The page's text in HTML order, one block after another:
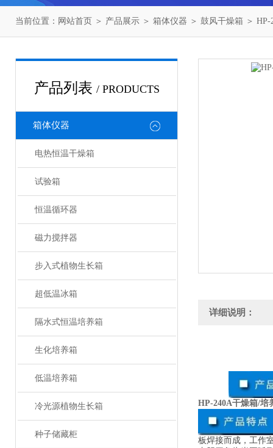
当前位置： 网站首页 ＞ 产品展示 ＞ 箱体仪器 ＞ 鼓风干燥箱 ＞
产品列表 / PRODUCTS
箱体仪器
电热恒温干燥箱
试验箱
恒温循环器
磁力搅拌器
步入式植物生长箱
超低温冰箱
隔水式恒温培养箱
生化培养箱
低温培养箱
冷光源植物生长箱
种子储藏柜
详细说明：
HP-240A干燥箱/培
板焊接而成，工作